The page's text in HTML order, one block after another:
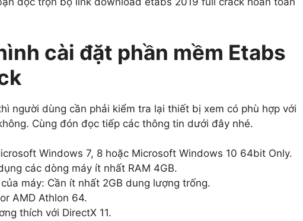
cài đặt phần mềm Etabs
người dùng cần phải kiểm tra lại thiết bị xem có phù hợp với
Cùng đón đọc tiếp các thông tin dưới đây nhé.
Windows 7, 8 hoặc Microsoft Windows 10 64bit Only.
các dòng máy ít nhất RAM 4GB.
máy: Cần ít nhất 2GB dung lượng trống.
AMD Athlon 64.
thích với DirectX 11.